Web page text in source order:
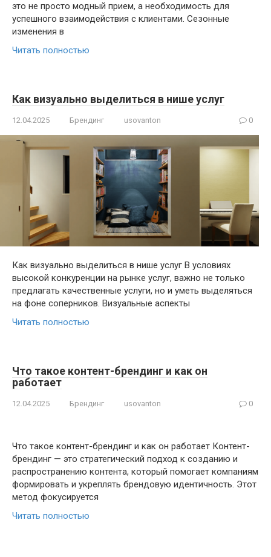
это не просто модный прием, а необходимость для
успешного взаимодействия с клиентами. Сезонные
изменения в
Читать полностью
Как визуально выделиться в нише услуг
12.04.2025 Брендинг usovanton 0
Как визуально выделиться в нише услуг В условиях
высокой конкуренции на рынке услуг, важно не только
предлагать качественные услуги, но и уметь выделяться
на фоне соперников. Визуальные аспекты
Читать полностью
Что такое контент-брендинг и как он
работает
12.04.2025 Брендинг usovanton 0
Что такое контент-брендинг и как он работает Контент-
брендинг — это стратегический подход к созданию и
распространению контента, который помогает компаниям
формировать и укреплять брендовую идентичность. Этот
метод фокусируется
Читать полностью